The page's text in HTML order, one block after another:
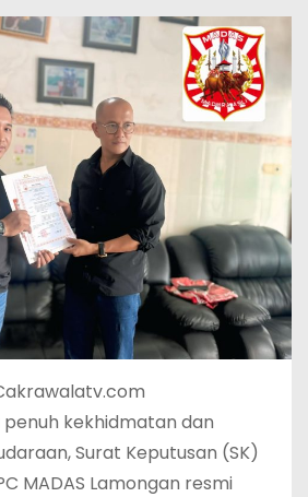
kekhidmatan dan
Surat Keputusan (SK)
MADAS Lamongan resmi